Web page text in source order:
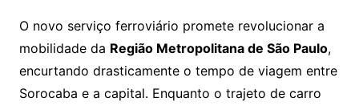
O novo serviço ferroviário promete revolucionar a
mobilidade da Região Metropolitana de São Paulo,
encurtando drasticamente o tempo de viagem entre
Sorocaba e a capital. Enquanto o trajeto de carro